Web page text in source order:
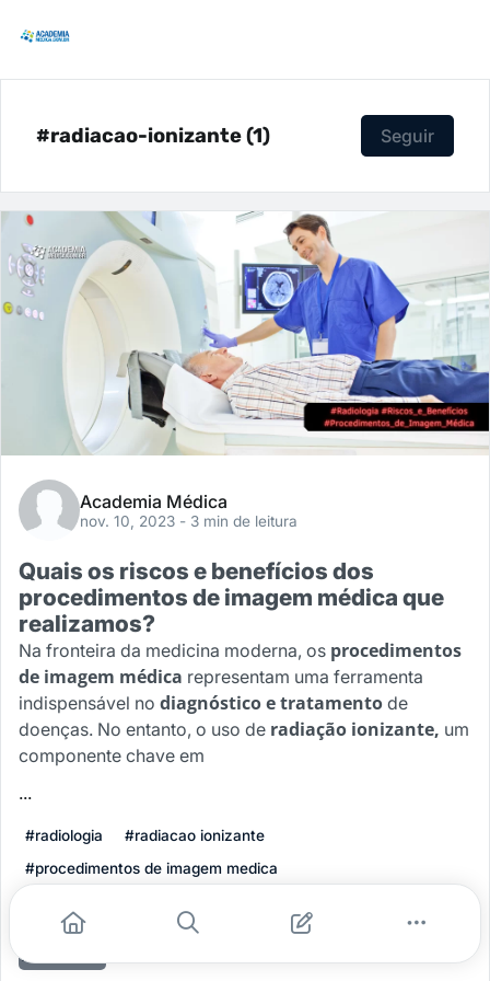
#radiacao-ionizante (1) Seguir
Academia Médica
nov. 10, 2023 - 3 min de leitura
Quais os riscos e benefícios dos
procedimentos de imagem médica que
realizamos?
Na fronteira da medicina moderna, os procedimentos
de imagem médica representam uma ferramenta
indispensável no diagnóstico e tratamento de
doenças. No entanto, o uso de radiação ionizante, um
componente chave em
...
#radiologia
#radiacao ionizante
#procedimentos de imagem medica
Leia mais